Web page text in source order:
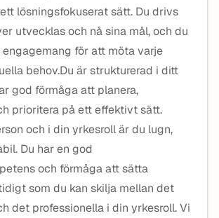
lösningsfokuserat sätt. Du drivs
utvecklas och nå sina mål, och du
för att möta varje
behov.Du är strukturerad i ditt
god förmåga att planera,
prioritera på ett effektivt sätt.
och i din yrkesroll är du lugn,
Du har en god
och förmåga att sätta
som du kan skilja mellan det
det professionella i din yrkesroll. Vi